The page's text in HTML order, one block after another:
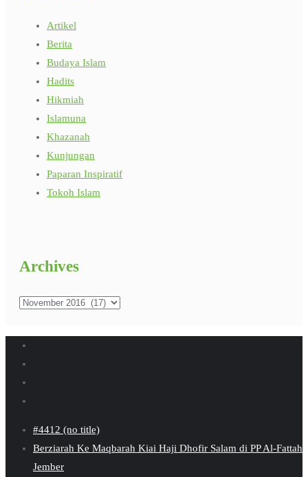
Artikel
Berita
Budaya Islam
Hadits
Hikmiah
Islamuna
Khazanah
Kunjungan
Paparan Inspiratif
Tokoh Islam
Archives
Archives
#4412 (no title)
Berziarah Ke Maqbarah Kiai Haji Dhofir Salam di PP Al-Fattah
Jember